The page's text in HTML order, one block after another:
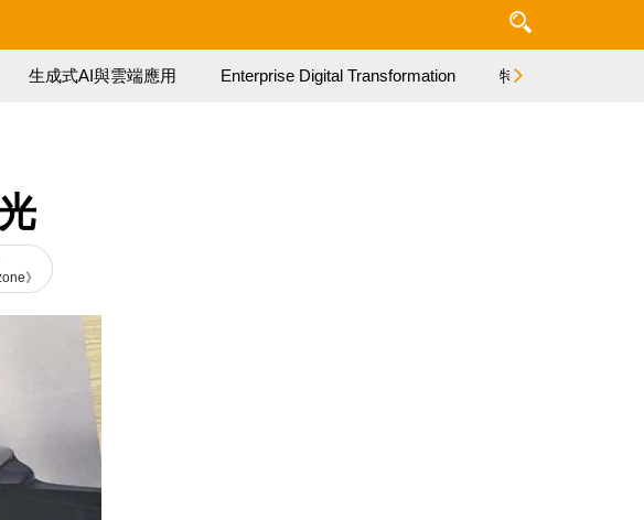
生成式AI與雲端應用 Enterprise Digital Transformation 特集
》